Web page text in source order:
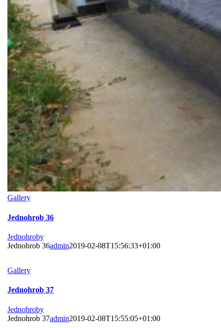
Gallery
Jednohrob 36
Jednohroby
Jednohrob 36admin2019-02-08T15:56:33+01:00
Gallery
Jednohrob 37
Jednohroby
Jednohrob 37admin2019-02-08T15:55:05+01:00